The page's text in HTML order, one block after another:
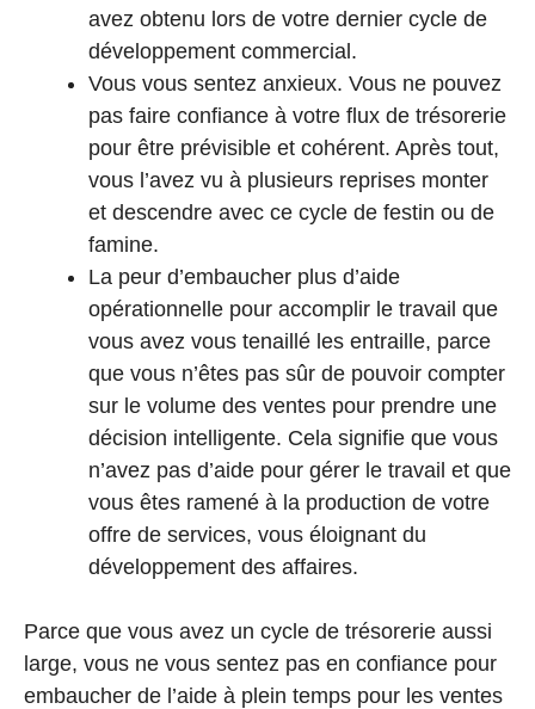
avez obtenu lors de votre dernier cycle de
développement commercial.
Vous vous sentez anxieux. Vous ne pouvez
pas faire confiance à votre flux de trésorerie
pour être prévisible et cohérent. Après tout,
vous l’avez vu à plusieurs reprises monter
et descendre avec ce cycle de festin ou de
famine.
La peur d’embaucher plus d’aide
opérationnelle pour accomplir le travail que
vous avez vous tenaillé les entraille, parce
que vous n’êtes pas sûr de pouvoir compter
sur le volume des ventes pour prendre une
décision intelligente. Cela signifie que vous
n’avez pas d’aide pour gérer le travail et que
vous êtes ramené à la production de votre
offre de services, vous éloignant du
développement des affaires.
Parce que vous avez un cycle de trésorerie aussi
large, vous ne vous sentez pas en confiance pour
embaucher de l’aide à plein temps pour les ventes